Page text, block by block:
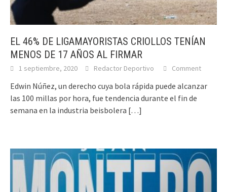
EL 46% DE LIGAMAYORISTAS CRIOLLOS TENÍAN
MENOS DE 17 AÑOS AL FIRMAR
1 septiembre, 2020 Redactor Deportivo Comment
Edwin Núñez, un derecho cuya bola rápida puede alcanzar
las 100 millas por hora, fue tendencia durante el fin de
semana en la industria beisbolera […]